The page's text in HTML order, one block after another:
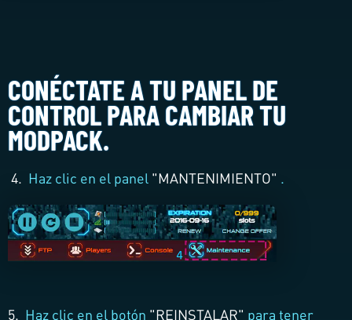
CONÉCTATE A TU PANEL DE
CONTROL PARA CAMBIAR TU
MODPACK.
4. Haz clic en el panel "MANTENIMIENTO" .
5. Haz clic en el botón "REINSTALAR" para tener